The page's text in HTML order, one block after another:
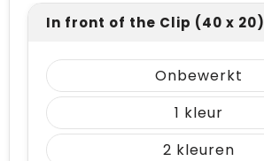
In front of the Clip (40 x 20)
Onbewerkt
1
2